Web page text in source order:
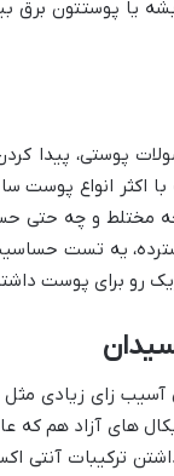
بشه یا پوستتون
پوستی، پیدا
اکثر انواع
مختلط و چه حتی
یه تست
رو برای پوست
زای زیادی مثل
های آزاد هم
ترکیبات آنتی